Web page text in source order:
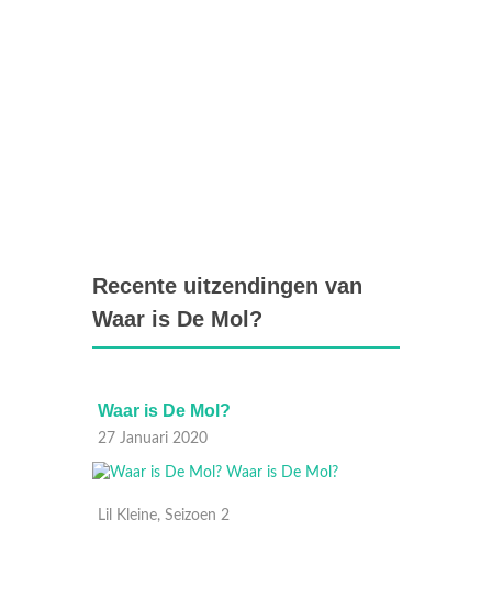
Recente uitzendingen van
Waar is De Mol?
Waar is De Mol?
27 Januari 2020
Lil Kleine, Seizoen 2